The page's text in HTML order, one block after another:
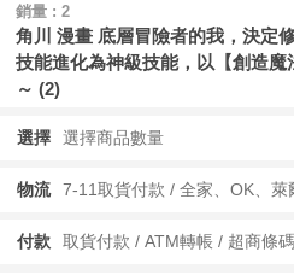
銷量 : 2
角川 漫畫 底層冒險者的我，決定
技能進化為神級技能，以【創造
～ (2)
選擇 選擇商品數量
物流
付款 取貨付款 / ATM轉帳 / 超商條